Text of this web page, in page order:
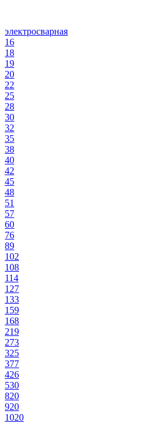
электросварная
16
18
19
20
22
25
28
30
32
35
38
40
42
45
48
51
57
60
76
89
102
108
114
127
133
159
168
219
273
325
377
426
530
820
920
1020